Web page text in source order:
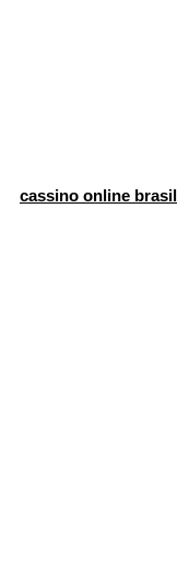
cassino online brasil